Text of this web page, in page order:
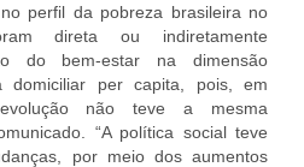
perfil da pobreza brasileira no
direta ou indiretamente
do bem-estar na dimensão
domiciliar per capita, pois, em
não teve a mesma
“A política social teve
por meio dos aumentos